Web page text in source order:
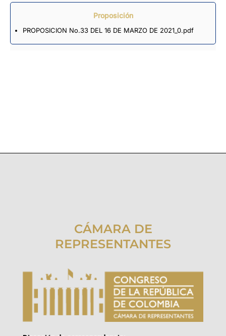
Proposición
PROPOSICION No.33 DEL 16 DE MARZO DE 2021_0.pdf
CÁMARA DE
REPRESENTANTES